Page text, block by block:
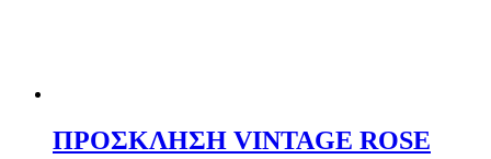
ΠΡΟΣΚΛΗΣΗ VINTAGE ROSE